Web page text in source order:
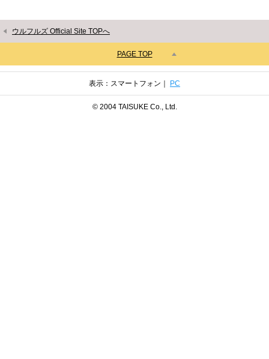
ウルフルズ Official Site TOPへ
PAGE TOP
表示：スマートフォン｜ PC
© 2004 TAISUKE Co., Ltd.